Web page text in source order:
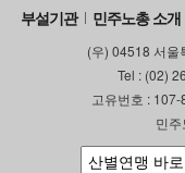
부설기관 민주노총 소개
(우) 04518 서울
Tel : (02)
고유번호 :
민